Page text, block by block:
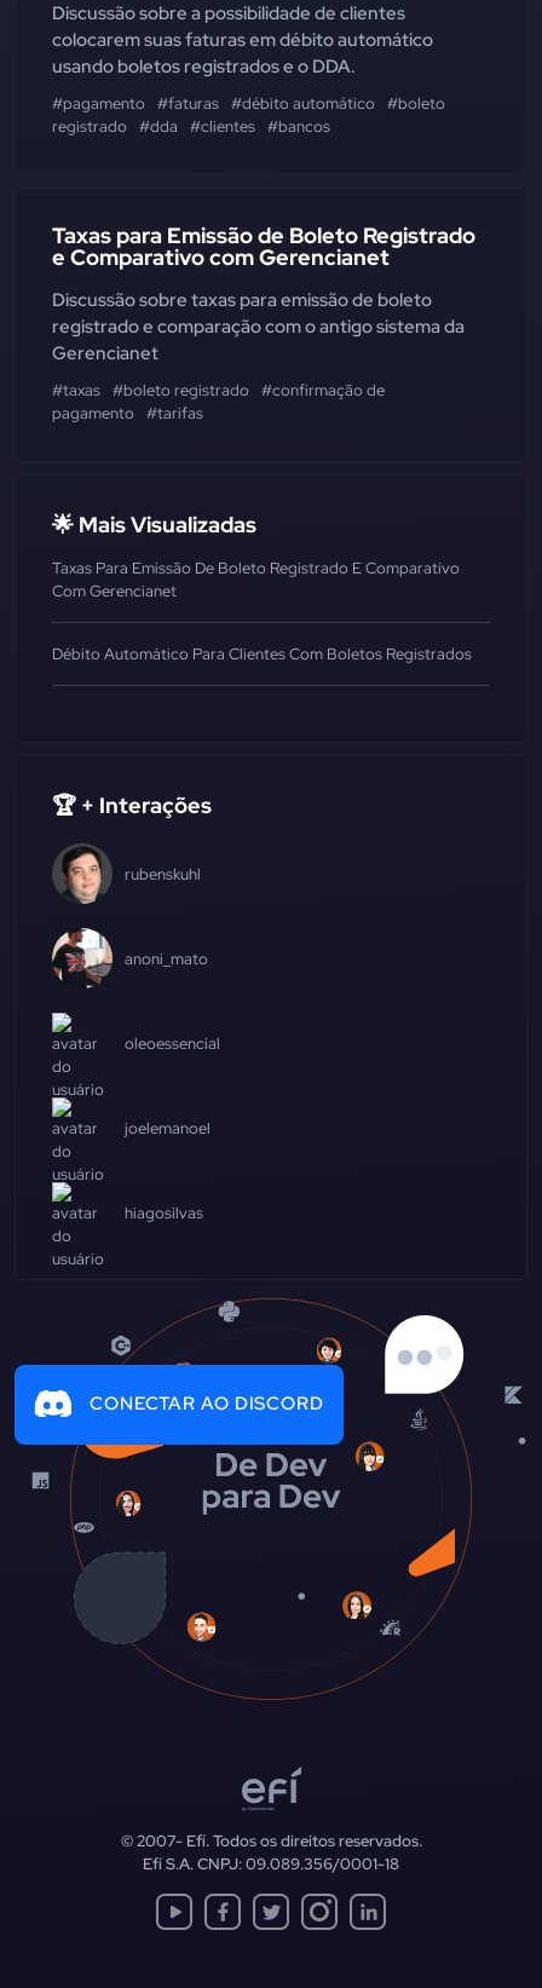
Discussão sobre a possibilidade de clientes
colocarem suas faturas em débito automático
usando boletos registrados e o DDA.
#pagamento #faturas #débito automático
#boleto
registrado
#dda #clientes #bancos
Taxas para Emissão de Boleto Registrado
e Comparativo com Gerencianet
Discussão sobre taxas para emissão de boleto
registrado e comparação com o antigo sistema da
Gerencianet
#taxas #boleto registrado
#confirmação de
pagamento
#tarifas
🌟 Mais Visualizadas
Taxas Para Emissão De Boleto Registrado E Comparativo
Com Gerencianet
Débito Automático Para Clientes Com Boletos Registrados
🏆 + Interações
rubenskuhl
anoni_mato
oleoessencial
joelemanoel
hiagosilvas
CONECTAR AO DISCORD
© 2007-Efí. Todos os direitos reservados.
Efí S.A. CNPJ: 09.089.356/0001-18